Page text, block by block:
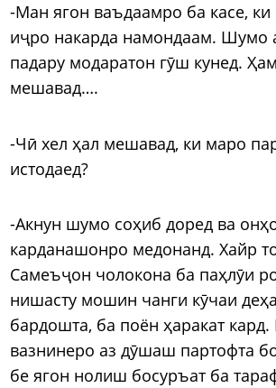
-Ман ягон ваъдаамро ба касе,
иҷро накарда намондаам. Шумо
падару модаратон гӯш кунед.
мешавад….
-Чӣ хел ҳал мешавад, ки маро
истодаед?
-Акнун шумо соҳиб доред ва
карданашонро медонанд. Хайр
Самеъҷон чолокона ба паҳлӯи
нишасту мошин чанги кӯчаи
бардошта, ба поён ҳаракат кард.
вазнинеро аз дӯшаш партофта
бе ягон нолиш босуръат ба